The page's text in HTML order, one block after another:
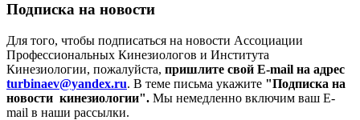
Подписка на новости
Для того, чтобы подписаться на новости Ассоциации
Профессиональных Кинезиологов и Института
Кинезиологии, пожалуйста, пришлите свой E-mail на адрес
turbinaev@yandex.ru. В теме письма укажите "Подписка на
новости кинезиологии". Мы немедленно включим ваш E-
mail в наши рассылки.